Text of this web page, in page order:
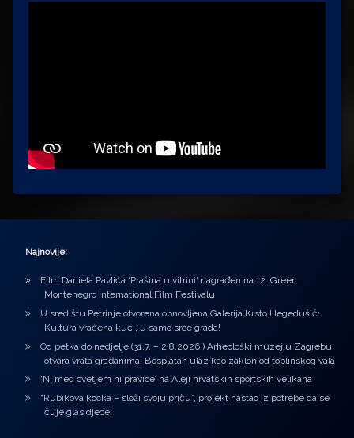
Najnovije:
Film Daniela Pavlića ‘Prašina u vitrini’ nagrađen na 12. Green
Montenegro International Film Festivalu
U središtu Petrinje otvorena obnovljena Galerija Krsto Hegedušić:
Kultura vraćena kući, u samo srce grada!
Od petka do nedjelje (31.7. – 2.8.2026.) Arheološki muzej u Zagrebu
otvara vrata građanima: Besplatan ulaz kao zaklon od toplinskog vala
‘Ni med cvetjem ni pravice’ na Aleji hrvatskih sportskih velikana
“Rubikova kocka – složi svoju priču”, projekt nastao iz potrebe da se
čuje glas djece!